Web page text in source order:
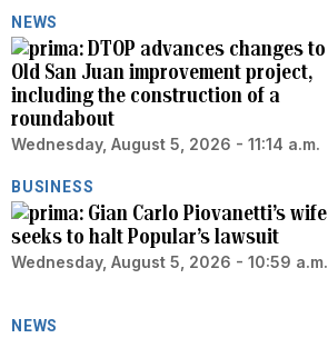
NEWS
DTOP advances changes to
Old San Juan improvement project,
including the construction of a
roundabout
Wednesday, August 5, 2026 - 11:14 a.m.
BUSINESS
Gian Carlo Piovanetti’s wife
seeks to halt Popular’s lawsuit
Wednesday, August 5, 2026 - 10:59 a.m.
NEWS